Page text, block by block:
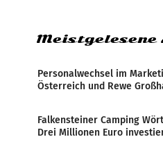
Meistgelesene
Personalwechsel im
Österreich und Rewe
Falkensteiner Camping
Drei Millionen Euro